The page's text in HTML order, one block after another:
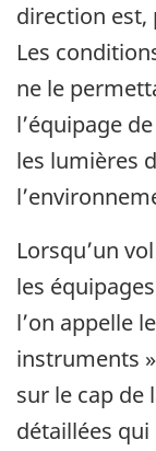
direction est,
Les
ne le
l’équipage
les lumières
Lorsqu’un
les
l’on appelle
instruments
sur le cap de
détaillées